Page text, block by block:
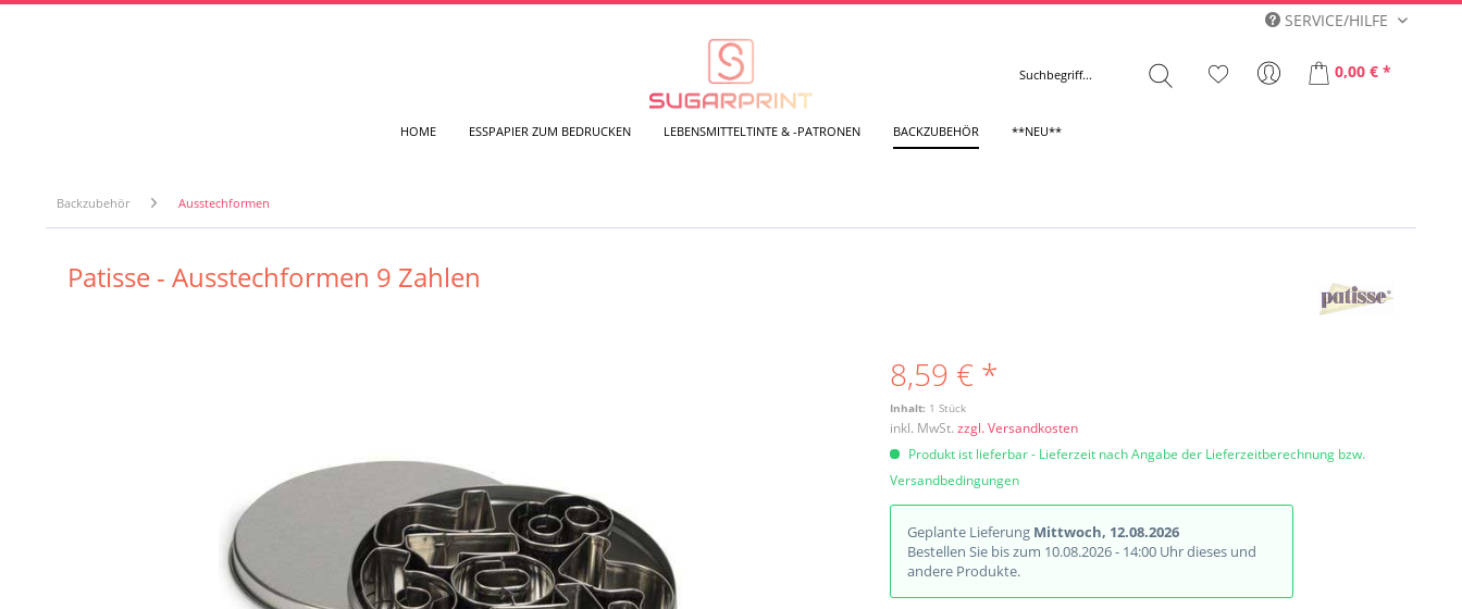
SERVICE/HILFE
0,00 € *
HOME ESSPAPIER ZUM BEDRUCKEN LEBENSMITTELTINTE & -PATRONEN BACKZUBEHÖR **NEU**
Backzubehör Ausstechformen
Patisse - Ausstechformen 9 Zahlen
8,59 € *
Inhalt: 1 Stück
inkl. MwSt.zzgl. Versandkosten
Produkt ist lieferbar - Lieferzeit nach Angabe der Lieferzeitberechnung bzw.
Versandbedingungen
Geplante Lieferung Mittwoch, 12.08.2026
Bestellen Sie bis zum 10.08.2026 - 14:00 Uhr dieses und
andere Produkte.